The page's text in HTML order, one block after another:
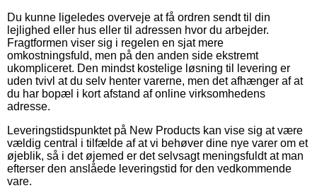
Du kunne ligeledes overveje at få ordren sendt til din
lejlighed eller hus eller til adressen hvor du arbejder.
Fragtformen viser sig i regelen en sjat mere
omkostningsfuld, men på den anden side ekstremt
ukompliceret. Den mindst kostelige løsning til levering er
uden tvivl at du selv henter varerne, men det afhænger af at
du har bopæl i kort afstand af online virksomhedens
adresse.
Leveringstidspunktet på New Products kan vise sig at være
vældig central i tilfælde af at vi behøver dine nye varer om et
øjeblik, så i det øjemed er det selvsagt meningsfuldt at man
efterser den anslåede leveringstid for den vedkommende
vare.